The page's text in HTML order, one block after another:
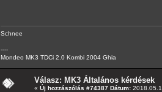
Schnee
----
Mondeo MK3 TDCi 2.0 Kombi 2004 Ghia
Válasz: MK3 Általános kérdések
« Új hozzászólás #74387 Dátum: